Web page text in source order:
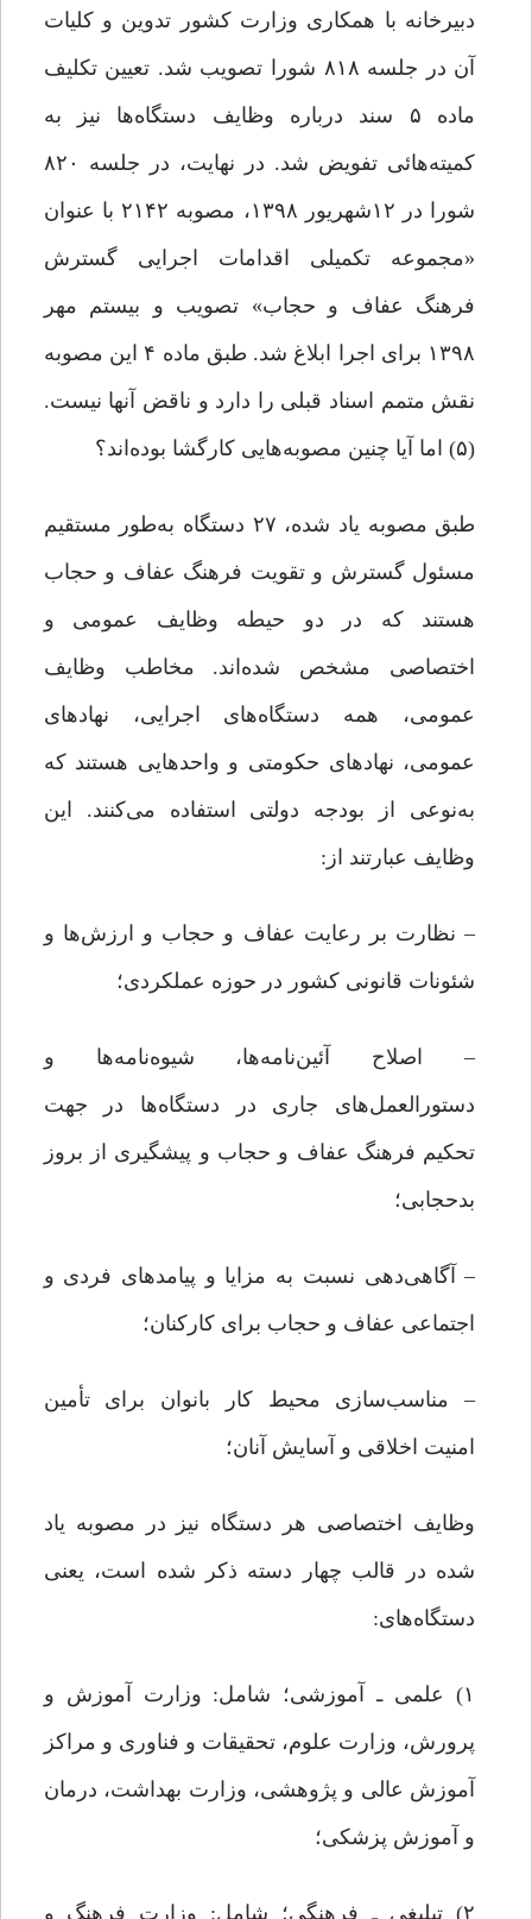
دبیرخانه با همکاری وزارت کشور تدوین و کلیات
آن در جلسه ۸۱۸ شورا تصویب شد. تعیین تکلیف
ماده ۵ سند درباره وظایف دستگاه‌ها نیز به
کمیته‌هائی تفویض شد. در نهایت، در جلسه ۸۲۰
شورا در ۱۲شهریور ۱۳۹۸، مصوبه ۲۱۴۲ با عنوان
«مجموعه تکمیلی اقدامات اجرایی گسترش
فرهنگ عفاف و حجاب» تصویب و بیستم مهر
۱۳۹۸ برای اجرا ابلاغ شد. طبق ماده ۴ این مصوبه
نقش متمم اسناد قبلی را دارد و ناقض آنها نیست.
(۵) اما آیا چنین مصوبه‌هایی کارگشا بوده‌اند؟
طبق مصوبه یاد شده، ۲۷ دستگاه به‌طور مستقیم
مسئول گسترش و تقویت فرهنگ عفاف و حجاب
هستند که در دو حیطه وظایف عمومی و
اختصاصی مشخص شده‌اند. مخاطب وظایف
عمومی، همه دستگاه‌های اجرایی، نهادهای
عمومی، نهادهای حکومتی و واحدهایی هستند که
به‌نوعی از بودجه دولتی استفاده می‌کنند. این
وظایف عبارتند از:
– نظارت بر رعایت عفاف و حجاب و ارزش‌ها و
شئونات قانونی کشور در حوزه عملکردی؛
– اصلاح آئین‌نامه‌ها، شیوه‌نامه‌ها و
دستورالعمل‌های جاری در دستگاه‌ها در جهت
تحکیم فرهنگ عفاف و حجاب و پیشگیری از بروز
بدحجابی؛
– آگاهی‌دهی نسبت به مزایا و پیامدهای فردی و
اجتماعی عفاف و حجاب برای کارکنان؛
– مناسب‌سازی محیط کار بانوان برای تأمین
امنیت اخلاقی و آسایش آنان؛
وظایف اختصاصی هر دستگاه نیز در مصوبه یاد
شده در قالب چهار دسته ذکر شده است، یعنی
دستگاه‌های:
۱) علمی ـ آموزشی؛ شامل: وزارت آموزش و
پرورش، وزارت علوم، تحقیقات و فناوری و مراکز
آموزش عالی و پژوهشی، وزارت بهداشت، درمان
و آموزش پزشکی؛
۲) تبلیغی ـ فرهنگی؛ شامل: وزارت فرهنگ و